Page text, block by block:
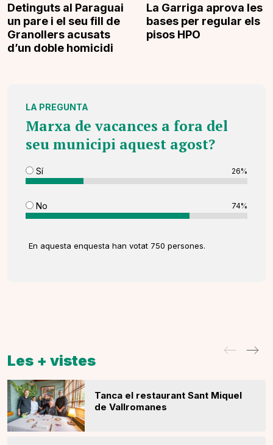
Detinguts al Paraguai
un pare i el seu fill de
Granollers acusats
d’un doble homicidi
La Garriga aprova les
bases per regular els
pisos HPO
LA PREGUNTA
Marxa de vacances a fora del
seu municipi aquest agost?
Sí 26%
No 74%
En aquesta enquesta han votat 750 persones.
Les + vistes
Tanca el restaurant Sant Miquel
de Vallromanes